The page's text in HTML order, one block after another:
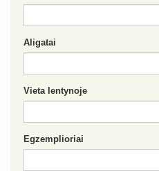
Aligatai
Vieta lentynoje
Egzemplioriai